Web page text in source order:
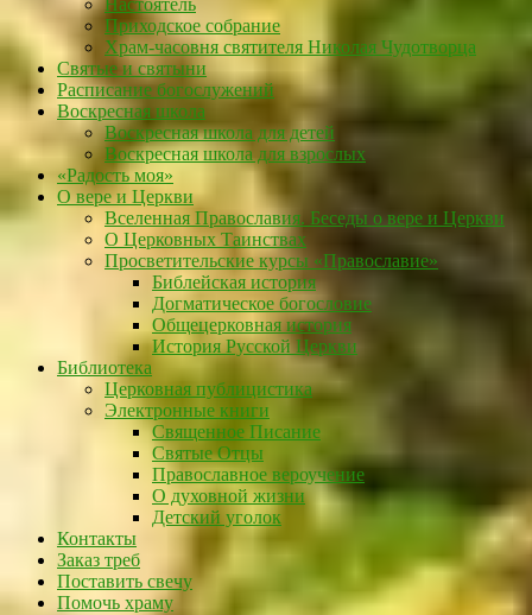
Настоятель
Приходское собрание
Храм-часовня святителя Николая Чудотворца
Святые и святыни
Расписание богослужений
Воскресная школа
Воскресная школа для детей
Воскресная школа для взрослых
«Радость моя»
О вере и Церкви
Вселенная Православия. Беседы о вере и Церкви
О Церковных Таинствах
Просветительские курсы «Православие»
Библейская история
Догматическое богословие
Общецерковная история
История Русской Церкви
Библиотека
Церковная публицистика
Электронные книги
Священное Писание
Святые Отцы
Православное вероучение
О духовной жизни
Детский уголок
Контакты
Заказ треб
Поставить свечу
Помочь храму